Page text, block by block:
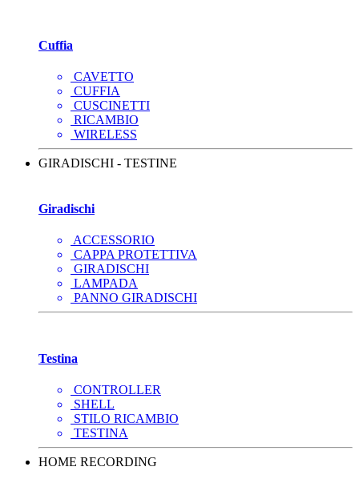
Cuffia
CAVETTO
CUFFIA
CUSCINETTI
RICAMBIO
WIRELESS
GIRADISCHI - TESTINE
Giradischi
ACCESSORIO
CAPPA PROTETTIVA
GIRADISCHI
LAMPADA
PANNO GIRADISCHI
Testina
CONTROLLER
SHELL
STILO RICAMBIO
TESTINA
HOME RECORDING